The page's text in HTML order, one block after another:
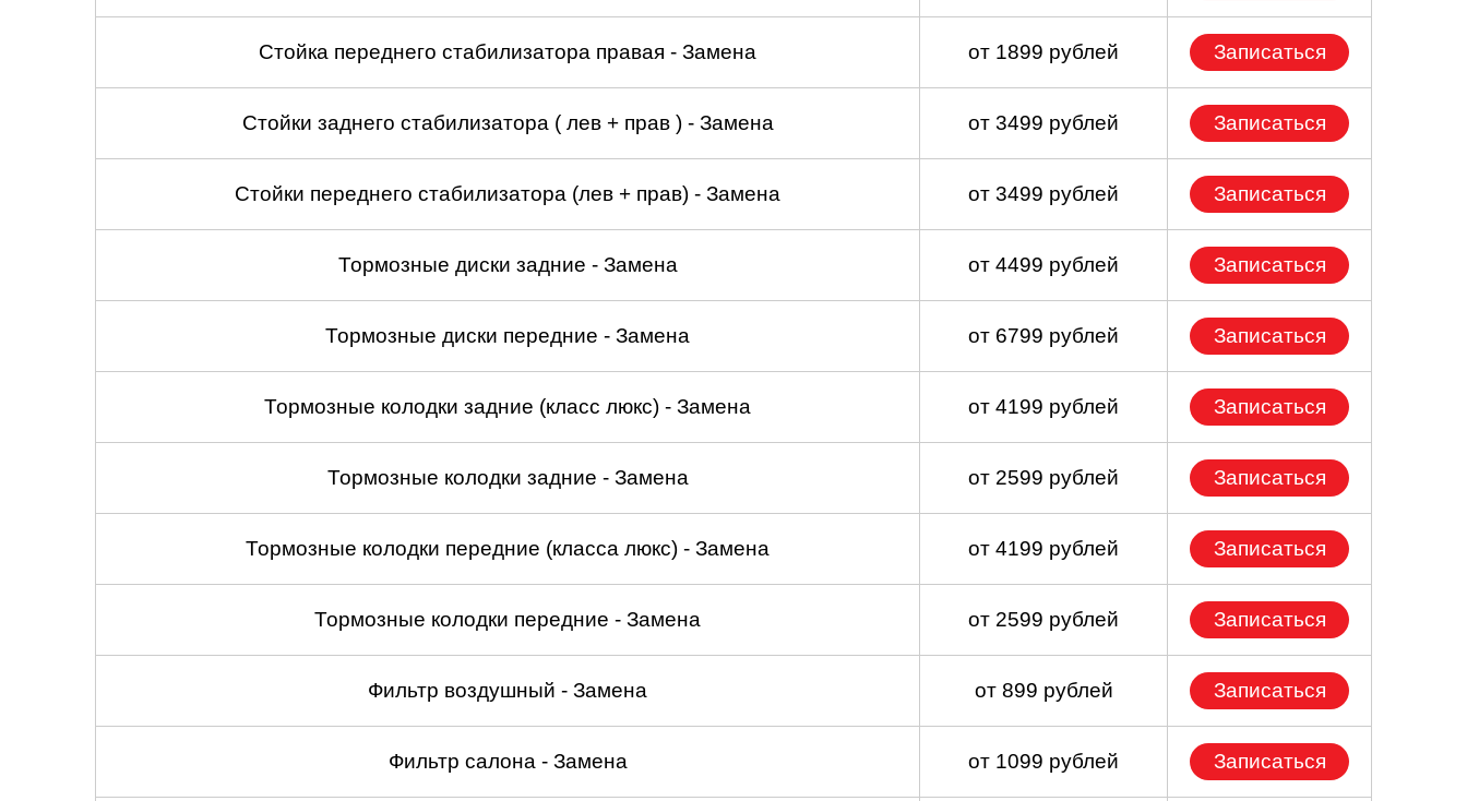
Стойка переднего стабилизатора правая - Замена от 1899 рублей Записаться
Стойки заднего стабилизатора ( лев + прав ) - Замена от 3499 рублей Записаться
Стойки переднего стабилизатора (лев + прав) - Замена от 3499 рублей Записаться
Тормозные диски задние - Замена от 4499 рублей Записаться
Тормозные диски передние - Замена от 6799 рублей Записаться
Тормозные колодки задние (класс люкс) - Замена от 4199 рублей Записаться
Тормозные колодки задние - Замена от 2599 рублей Записаться
Тормозные колодки передние (класса люкс) - Замена от 4199 рублей Записаться
Тормозные колодки передние - Замена от 2599 рублей Записаться
Фильтр воздушный - Замена от 899 рублей Записаться
Фильтр салона - Замена от 1099 рублей Записаться